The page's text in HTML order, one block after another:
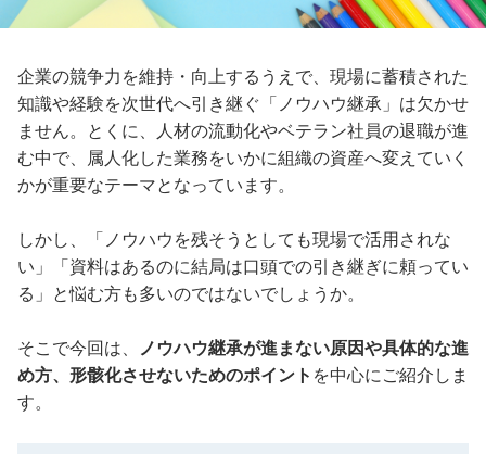
企業の競争力を維持・向上するうえで、現場に蓄積された
知識や経験を次世代へ引き継ぐ「ノウハウ継承」は欠かせ
ません。とくに、人材の流動化やベテラン社員の退職が進
む中で、属人化した業務をいかに組織の資産へ変えていく
かが重要なテーマとなっています。
しかし、「ノウハウを残そうとしても現場で活用されな
い」「資料はあるのに結局は口頭での引き継ぎに頼ってい
る」と悩む方も多いのではないでしょうか。
そこで今回は、
ノウハウ継承が進まない原因や具体的な進
め方、形骸化させないためのポイント を中心にご紹介しま
す。